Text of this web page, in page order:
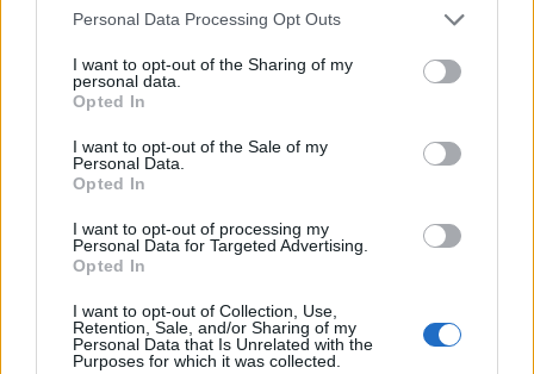
Please note that this website/app uses one or more Google
not limited to your visit or usage behaviour. You may click to
grant or deny consent to Google and its third-party tags to
use your data for below specified purposes in below Google
consent section.
Personal Data Processing Opt Outs
I want to opt-out of the Sharing of my
personal data.
Opted In
I want to opt-out of the Sale of my
Personal Data.
Opted In
I want to opt-out of processing my
Personal Data for Targeted Advertising.
Opted In
I want to opt-out of Collection, Use,
Retention, Sale, and/or Sharing of my
Personal Data that Is Unrelated with the
Purposes for which it was collected.
09.04.202507.05.2025
voittoisat visiitit Lapponia-hiihtoon, jossa
hiihdettiin keskiviikkona 50 kilometrin mittainen
ennen viimeistä etappia ovat Miro Karppanen ja
Kaisa Mäkäräinen.